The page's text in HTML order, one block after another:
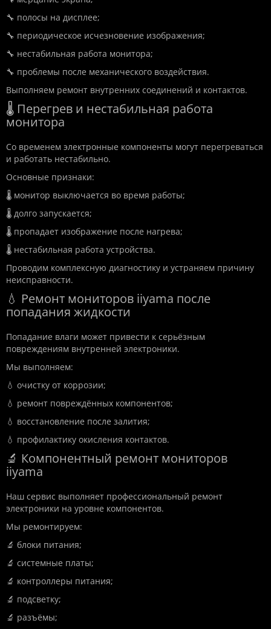
🔧 полосы на дисплее;
🔧 периодическое исчезновение изображения;
🔧 нестабильная работа монитора;
🔧 проблемы после механического воздействия.
Выполняем ремонт внутренних соединений и контактов.
🌡️ Перегрев и нестабильная работа
монитора
Со временем электронные компоненты могут перегреваться
и работать нестабильно.
Основные признаки:
🌡️ монитор выключается во время работы;
🌡️ долго запускается;
🌡️ пропадает изображение после нагрева;
🌡️ нестабильная работа устройства.
Проводим комплексную диагностику и устраняем причину
неисправности.
💧 Ремонт мониторов iiyama после
попадания жидкости
Попадание влаги может привести к серьёзным
повреждениям внутренней электроники.
Мы выполняем:
💧 очистку от коррозии;
💧 ремонт повреждённых компонентов;
💧 восстановление после залития;
💧 профилактику окисления контактов.
🔬 Компонентный ремонт мониторов
iiyama
Наш сервис выполняет профессиональный ремонт
электроники на уровне компонентов.
Мы ремонтируем:
🔬 блоки питания;
🔬 системные платы;
🔬 контроллеры питания;
🔬 подсветку;
🔬 разъёмы;